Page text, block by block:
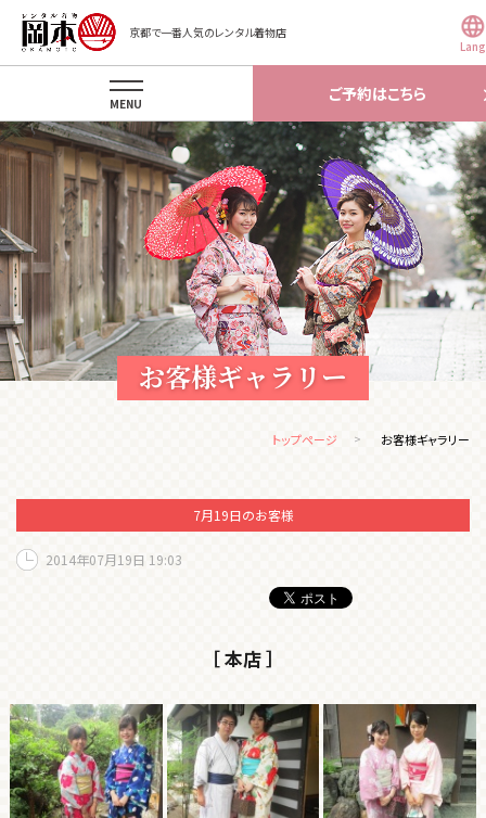
京都で一番人気のレンタル着物店
Lang
ご予約はこちら
MENU
お客様ギャラリー
トップページ お客様ギャラリー
7月19日のお客様
2014年07月19日 19:03
［ 本店 ］